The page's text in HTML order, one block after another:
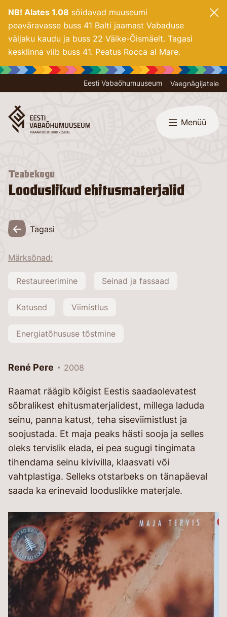
NB! Alates 1.08 sõidavad muuseumi
peaväravasse buss 41 Balti jaamast Vabaduse
väljaku kaudu ja buss 22 Väike-Õismäelt. Tagasi
kesklinna viib buss 41. Peatus Rocca al Mare.
Eesti Vabaõhumuuseum Vaegnägijatele
Menüü
Teabekogu
Looduslikud ehitusmaterjalid
Tagasi
Märksõnad:
Restaureerimine Seinad ja fassaad
Katused Viimistlus
Energiatõhususe tõstmine
René Pere 2008
Raamat räägib kõigist Eestis saadaolevatest
sõbralikest ehitusmaterjalidest, millega laduda
seinu, panna katust, teha siseviimistlust ja
soojustada. Et maja peaks hästi sooja ja selles
oleks tervislik elada, ei pea sugugi tingimata
tihendama seinu kivivilla, klaasvati või
vahtplastiga. Selleks otstarbeks on tänapäeval
saada ka erinevaid looduslikke materjale.